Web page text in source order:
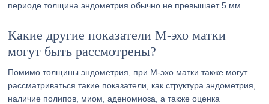
периоде толщина эндометрия обычно не превышает 5 мм.
Какие другие показатели М-эхо матки
могут быть рассмотрены?
Помимо толщины эндометрия, при М-эхо матки также могут
рассматриваться такие показатели, как структура эндометрия,
наличие полипов, миом, аденомиоза, а также оценка